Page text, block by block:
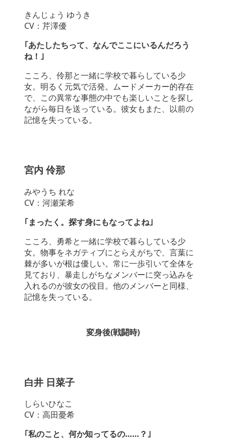
きんじょう ゆうき
CV：芹澤優
｢あたしたちって、なんでここにいるんだろう
ね！｣
こころ、伶那と一緒に学校で暮らしている少
女。明るく元気で活発。ムードメーカー的存在
で、この異常な事態の中でも楽しいことを探し
ながら毎日を送っている。彼女もまた、以前の
記憶を失っている。
宮内 伶那
みやうち れな
CV：河瀬茉希
｢まったく。探す身にもなってよね｣
こころ、勇希と一緒に学校で暮らしている少
女。物事をネガティブにとらえがちで、言葉に
棘が多いが根は優しい。常に一歩引いて全体を
見ており、暴走しがちなメンバーに突っ込みを
入れるのが彼女の役目。他のメンバーと同様、
記憶を失っている。
変身後(戦闘時)
白井 日菜子
しらいひなこ
CV：高田憂希
｢私のこと、何か知ってるの……？｣